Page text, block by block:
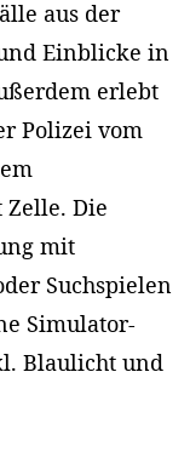
aus der
Einblicke in
erlebt
Polizei vom
Zelle. Die
mit
Suchspielen
Simulator-
Blaulicht und